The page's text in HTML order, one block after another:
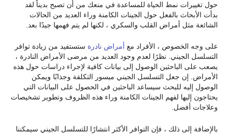
حول تغييرات نمط الحياة للمساعدة في منعك من أن تصبح بديناً لقد
بدأت الأبحاث بالفعل حول الجينات الكامنة وراء العديد من الحالات
الشائعة مثل أمراض القلب والسكري ، لكنها لم يتم فهمها جيدًا بعد.
على وجه الخصوص ، الأفراد مع أمراض نادرة ستستفيد من زيادة توافر
التسلسل الجيني. نظرًا لعدم وجود العديد من مرضى الأمراض النادرة ،
يصعب على الباحثين الوصول إلى بيانات كافية لإجراء دراسات حول هذه
الأمراض. إن جعل التسلسل الجيني ميسور التكلفة وجذابًا ويمكن
الوصول إليه للبحث سيساعد الباحثين في الحصول على البيانات التي
يحتاجون إليها لفهم الجينات الكامنة وراء هذه الظروف وتطوير تشخيصات
وعلاجات أفضل.
بالإضافة إلى ذلك ، فإن التوافر الأكثر انتشارًا للتسلسل الجيني سيمكننا